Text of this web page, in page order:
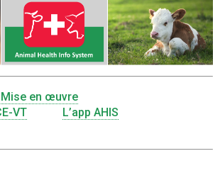
Mise en œuvre
VT
L’app AHIS